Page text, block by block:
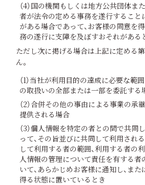
（4）国の機関もしくは地方公共団体ま
者が法令の定める事務を遂行すること
がある場合であって、お客様の同意を
務の遂行に支障を及ぼすおそれがある
ただし次に掲げる場合は上記に定める
ん。
（1）当社が利用目的の達成に必要な範
の取扱いの全部または一部を委託する
（2）合併その他の事由による事業の承
提供される場合
（3）個人情報を特定の者との間で共同
って、その旨並びに共同して利用され
して利用する者の範囲、利用する者の
人情報の管理について責任を有する者
いて、あらかじめお客様に通知し、ま
得る状態に置いているとき